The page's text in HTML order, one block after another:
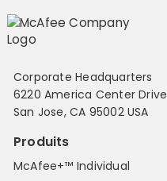
Corporate Headquarters
6220 America Center Drive
San Jose, CA 95002 USA
Produits
McAfee+™ Individual